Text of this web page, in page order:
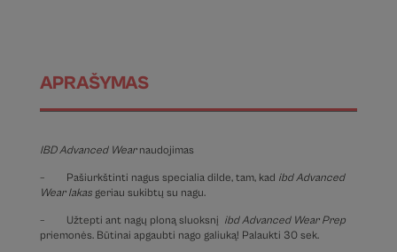
APRAŠYMAS
IBD Advanced Wear naudojimas
– Pašiurkštinti nagus specialia dilde, tam, kad ibd Advanced
Wear lakas geriau sukibtų su nagu.
– Užtepti ant nagų ploną sluoksnį ibd Advanced Wear Prep
priemonės. Būtinai apgaubti nago galiuką! Palaukti 30 sek.